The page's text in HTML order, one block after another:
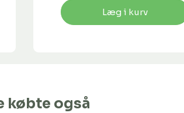
Læg i kurv
købte også